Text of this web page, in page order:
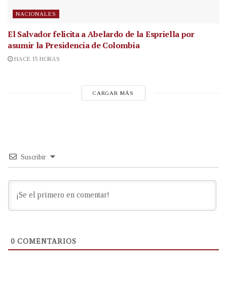
NACIONALES
El Salvador felicita a Abelardo de la Espriella por
asumir la Presidencia de Colombia
HACE 15 HORAS
CARGAR MÁS
Suscribir
0 COMENTARIOS